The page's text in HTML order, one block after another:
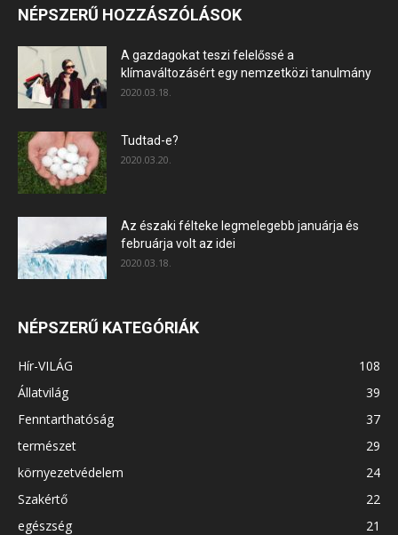
NÉPSZERŰ HOZZÁSZÓLÁSOK
A gazdagokat teszi felelőssé a
klímaváltozásért egy nemzetközi tanulmány
2020.03.18.
Tudtad-e?
2020.03.20.
Az északi félteke legmelegebb januárja és
februárja volt az idei
2020.03.18.
NÉPSZERŰ KATEGÓRIÁK
Hír-VILÁG
108
Állatvilág
39
Fenntarthatóság
37
természet
29
környezetvédelem
24
Szakértő
22
egészség
21